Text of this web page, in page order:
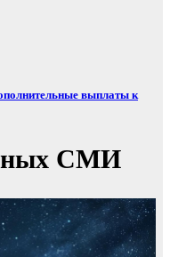
выплаты к